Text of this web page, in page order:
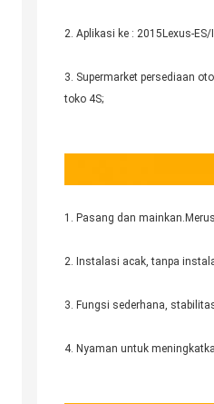
2. Aplikasi ke : 2015Lexus-ES/
3. Supermarket persediaan
toko 4S;
1. Pasang dan
2. Instalasi acak, tanpa
3. Fungsi sederhana,
4. Nyaman untuk